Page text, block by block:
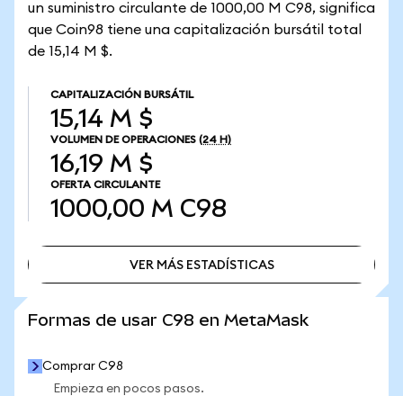
un suministro circulante de 1000,00 M C98, significa
que Coin98 tiene una capitalización bursátil total
de 15,14 M $.
CAPITALIZACIÓN BURSÁTIL
15,14 M $
VOLUMEN DE OPERACIONES (24 H)
16,19 M $
OFERTA CIRCULANTE
1000,00 M C98
VER MÁS ESTADÍSTICAS
Formas de usar C98 en MetaMask
Comprar C98
Empieza en pocos pasos.